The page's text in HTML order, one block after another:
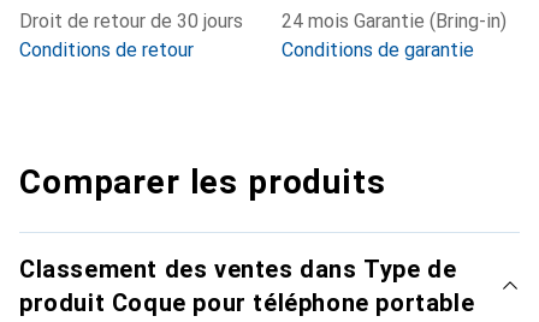
Droit de retour de 30 jours
Conditions de retour
24 mois Garantie (Bring-in)
Conditions de garantie
Comparer les produits
Classement des ventes dans Type de
produit Coque pour téléphone portable